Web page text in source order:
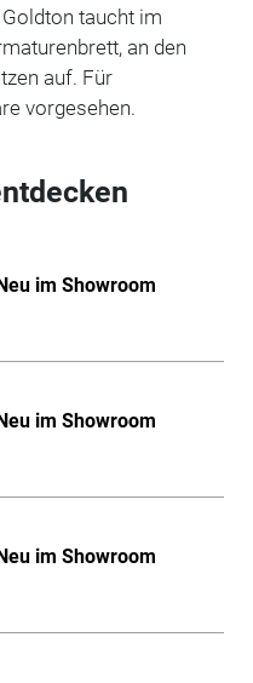
taucht im
an den
auf. Für
vorgesehen.
im Showroom
im Showroom
im Showroom